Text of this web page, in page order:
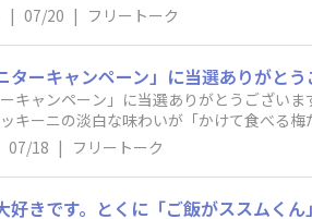
| 07/20 | フリートーク
キャンペーン」に当選ありがとうござい
キーニの淡白な味わいが「かけて食べる
だけました。
07/18 | フリートーク